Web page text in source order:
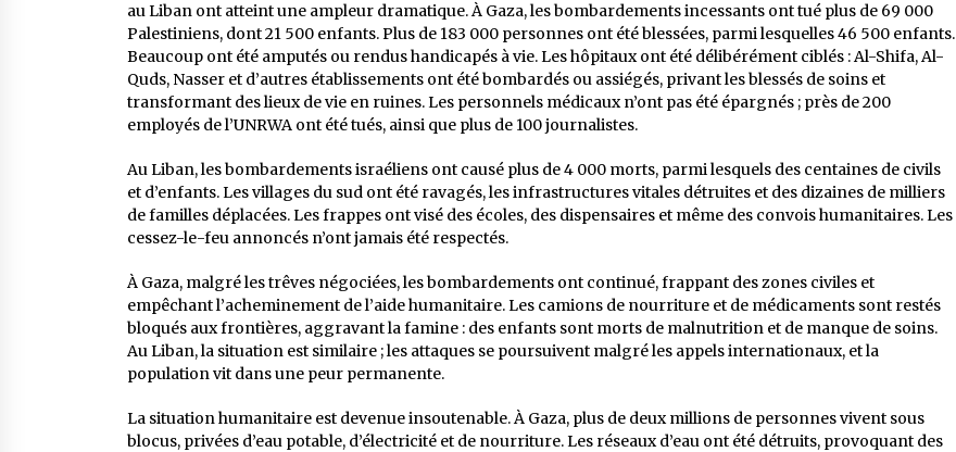
au Liban ont atteint une ampleur dramatique. À Gaza, les bombardements incessants ont tué plus de 69 000
Palestiniens, dont 21 500 enfants. Plus de 183 000 personnes ont été blessées, parmi lesquelles 46 500 enfants.
Beaucoup ont été amputés ou rendus handicapés à vie. Les hôpitaux ont été délibérément ciblés : Al-Shifa, Al-
Quds, Nasser et d’autres établissements ont été bombardés ou assiégés, privant les blessés de soins et
transformant des lieux de vie en ruines. Les personnels médicaux n’ont pas été épargnés ; près de 200
employés de l’UNRWA ont été tués, ainsi que plus de 100 journalistes.
Au Liban, les bombardements israéliens ont causé plus de 4 000 morts, parmi lesquels des centaines de civils
et d’enfants. Les villages du sud ont été ravagés, les infrastructures vitales détruites et des dizaines de milliers
de familles déplacées. Les frappes ont visé des écoles, des dispensaires et même des convois humanitaires. Les
cessez-le-feu annoncés n’ont jamais été respectés.
À Gaza, malgré les trêves négociées, les bombardements ont continué, frappant des zones civiles et
empêchant l’acheminement de l’aide humanitaire. Les camions de nourriture et de médicaments sont restés
bloqués aux frontières, aggravant la famine : des enfants sont morts de malnutrition et de manque de soins.
Au Liban, la situation est similaire ; les attaques se poursuivent malgré les appels internationaux, et la
population vit dans une peur permanente.
La situation humanitaire est devenue insoutenable. À Gaza, plus de deux millions de personnes vivent sous
blocus, privées d’eau potable, d’électricité et de nourriture. Les réseaux d’eau ont été détruits, provoquant des